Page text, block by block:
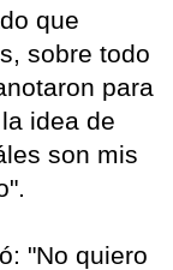
que
sobre todo
para
idea de
son mis
"No quiero